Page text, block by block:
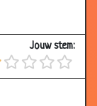
Jouw stem:
2.84